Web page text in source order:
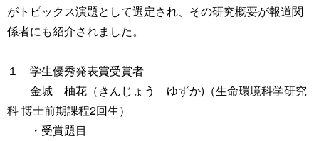
がトピックス演題として選定され、その研究概要が報道関
係者にも紹介されました。
１ 学生優秀発表賞受賞者
金城 柚花（きんじょう ゆずか)（生命環境科学研究
科 博士前期課程2回生）
・受賞題目